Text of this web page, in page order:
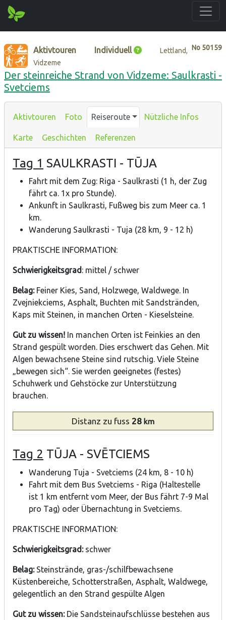
No 50159
Aktivtouren Individuell
Lettland,
Vidzeme
Der steinreiche Strand von Vidzeme: Saulkrasti -
Svetciems
Aktivtouren Foto Reiseroute Nützliche Infos
Karte Geschichten Referenzen
Tag 1 SAULKRASTI - TŪJA
Fahrt mit dem Zug: Riga - Saulkrasti (1 h, der Zug
fährt ca. 1x pro Stunde).
Ankunft in Saulkrasti, Fußweg bis zum Meer ca. 1
km.
Wanderung Saulkrasti - Tuja (28 km, 9 - 12 h)
PRAKTISCHE INFORMATION:
Schwierigkeitsgrad: mittel / schwer
Belag:Feiner Kies, Sand, Holzwege, Waldwege. In
Zvejniekciems, Asphalt, Buchten mit Sandstränden,
Kaps mit Steinen, in manchen Orten - Kieselsteine.
Gut zu wissen! In manchen Orten ist Feinkies an den
Strand gespült worden. Dies erschwert das Gehen. Mit
Algen bewachsene Steine sind rutschig. Viele Steine
„bewegen sich“. Sie werden geeignetes (festes)
Schuhwerk und Gehstöcke zur Unterstützung
brauchen.
Distanz zu fuss 28 km
Tag 2 TŪJA - SVĒTCIEMS
Wanderung Tuja - Svetciems (24 km, 8 - 10 h)
Fahrt mit dem Bus Svetciems - Riga (Haltestelle
ist 1 km entfernt vom Meer, der Bus fährt 7-9 Mal
pro Tag) oder Übernachtung in Svetciems.
PRAKTISCHE INFORMATION:
Schwierigkeitsgrad:schwer
Belag:Steinstrände, gras-/schilfbewachsene
Küstenbereiche, Schotterstraßen, Asphalt, Waldwege,
gelegentlich an den Strand gespülte Algen
Gut zu wissen: Die Sandsteinaufschlüsse bestehen aus